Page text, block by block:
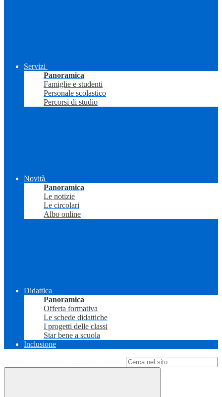
Servizi
Panoramica
Famiglie e studenti
Personale scolastico
Percorsi di studio
Novità
Panoramica
Le notizie
Le circolari
Albo online
Didattica
Panoramica
Offerta formativa
Le schede didattiche
I progetti delle classi
Star bene a scuola
Inclusione